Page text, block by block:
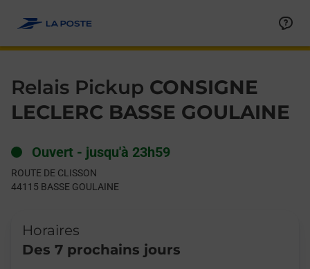
Relais Pickup CONSIGNE
LECLERC BASSE GOULAINE
Ouvert - jusqu'à 23h59
ROUTE DE CLISSON
44115 BASSE GOULAINE
Horaires
Des 7 prochains jours